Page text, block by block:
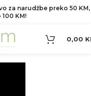
za narudžbe preko 50 KM,
KM!
0,00